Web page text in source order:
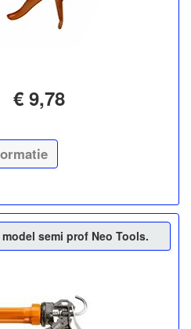
€ 9,78
semi prof Neo Tools.